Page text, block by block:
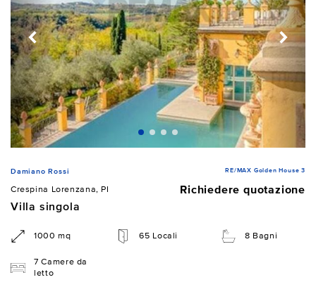
Damiano Rossi RE/MAX Golden House 3
Crespina Lorenzana, PI
Richiedere quotazione
Villa singola
1000 mq 65 Locali 8 Bagni
7 Camere da
letto